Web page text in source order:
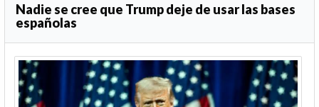
Nadie se cree que Trump deje de usar las bases
españolas